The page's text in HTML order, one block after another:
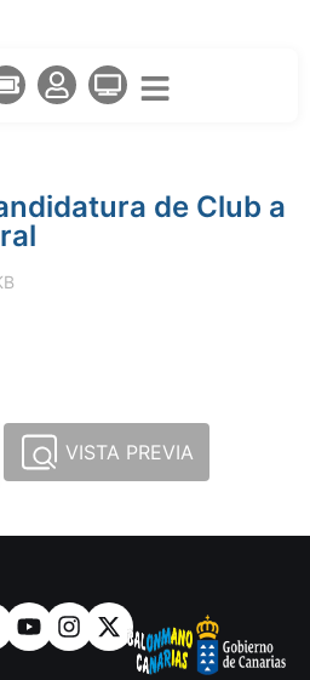
de Club a
VISTA PREVIA